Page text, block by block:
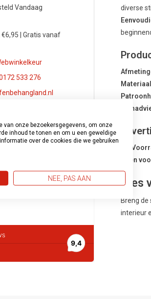
Vandaag
| Gratis vanaf
533 276
diverse
Uit
Geen
Kies
Breng de
interieur
van onze bezoekersgegevens, om onze
inhoud te tonen en om u een geweldige
over de cookies die we gebruiken
NEE, PAS AAN